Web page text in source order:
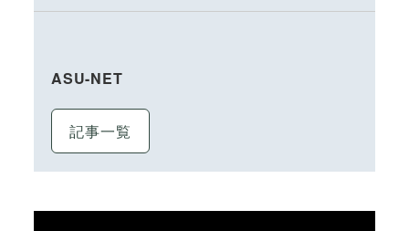
ASU-NET
記事一覧